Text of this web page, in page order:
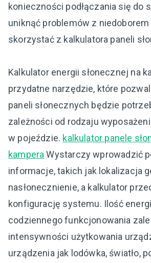
konieczności podłączania się do
uniknąć problemów z
skorzystać z kalkulatora paneli
Kalkulator energii słonecznej na
przydatne narzędzie, które
paneli słonecznych będzie
zależności od rodzaju
w pojeździe. kalkulator panele
kampera Wystarczy wprowadzić
informacje, takich jak lokalizacja
nasłonecznienie, a kalkulator
konfigurację systemu. Ilość
codziennego funkcjonowania
intensywności użytkowania
urządzenia jak lodówka, światło,